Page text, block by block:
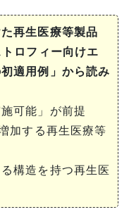
再生医療等製品
ロフィー向けエ
適用例」から読み
可能」が前提
加する再生医療等
構造を持つ再生医